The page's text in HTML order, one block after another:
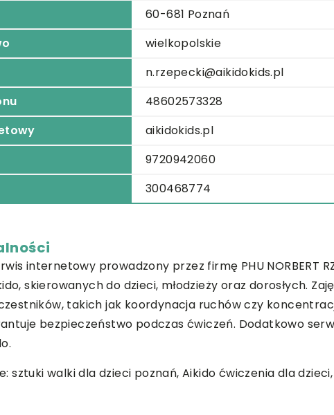
60-681 Poznań
wielkopolskie
n.rzepecki@aikidokids.pl
48602573328
aikidokids.pl
9720942060
300468774
internetowy prowadzony przez firmę PHU NORBERT
skierowanych do dzieci, młodzieży oraz dorosłych.
takich jak koordynacja ruchów czy
bezpieczeństwo podczas ćwiczeń. Dodatkowo
sztuki walki dla dzieci poznań, Aikido ćwiczenia dla